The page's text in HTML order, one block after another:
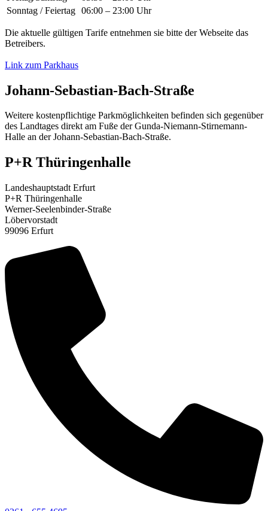
Sonntag / Feiertag 06:00 – 23:00 Uhr
Die aktuelle gültigen Tarife entnehmen sie bitte der Webseite das
Betreibers.
Link zum Parkhaus
Johann-Sebastian-Bach-Straße
Weitere kostenpflichtige Parkmöglichkeiten befinden sich gegenüber
des Landtages direkt am Fuße der Gunda-Niemann-Stirnemann-
Halle an der Johann-Sebastian-Bach-Straße.
P+R Thüringenhalle
Landeshauptstadt Erfurt
P+R Thüringenhalle
Werner-Seelenbinder-Straße
Löbervorstadt
99096 Erfurt